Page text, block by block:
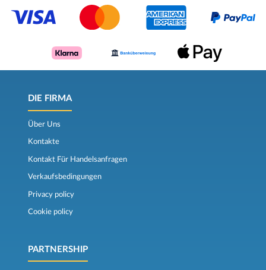
DIE FIRMA
Über Uns
Kontakte
Kontakt Für Handelsanfragen
Verkaufsbedingungen
Privacy policy
Cookie policy
PARTNERSHIP